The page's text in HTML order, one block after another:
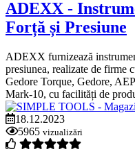
ADEXX -
Forță și Presiune
ADEXX furnizează
presiunea, realizate de firme
Gedore Torque, Gedore,
Mark-10, cu facilități de
18.12.2023
5965 vizualizări